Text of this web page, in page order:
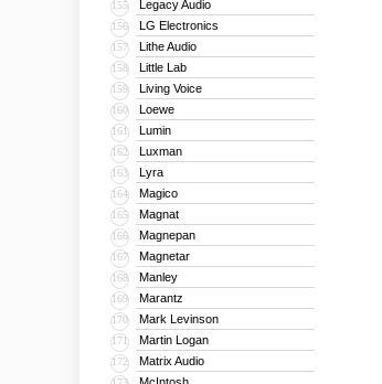
155 Legacy Audio
156 LG Electronics
157 Lithe Audio
158 Little Lab
159 Living Voice
160 Loewe
161 Lumin
162 Luxman
163 Lyra
164 Magico
165 Magnat
166 Magnepan
167 Magnetar
168 Manley
169 Marantz
170 Mark Levinson
171 Martin Logan
172 Matrix Audio